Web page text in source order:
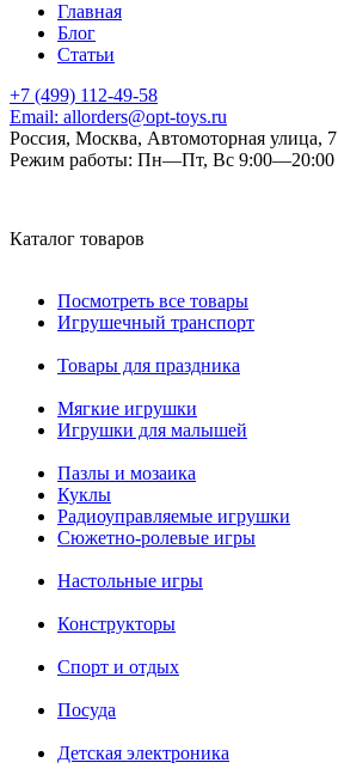
Главная
Блог
Статьи
+7 (499) 112-49-58
Email: allorders@opt-toys.ru
Россия, Москва, Автомоторная улица, 7
Режим работы: Пн—Пт, Вс 9:00—20:00
Каталог товаров
Посмотреть все товары
Игрушечный транспорт
Товары для праздника
Мягкие игрушки
Игрушки для малышей
Пазлы и мозаика
Куклы
Радиоуправляемые игрушки
Сюжетно-ролевые игры
Настольные игры
Конструкторы
Спорт и отдых
Посуда
Детская электроника